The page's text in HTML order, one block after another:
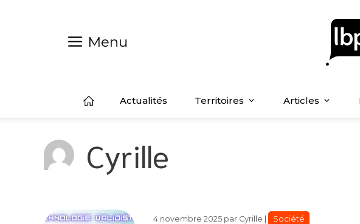
Menu
Actualités Territoires Articles
Cyrille
4 novembre 2025 par Cyrille Catégories
Catégories
Société